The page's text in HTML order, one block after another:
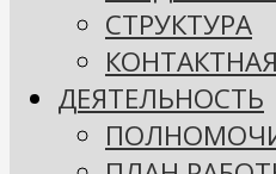
СТРУКТУРА
ДЕЯТЕЛЬНОСТЬ